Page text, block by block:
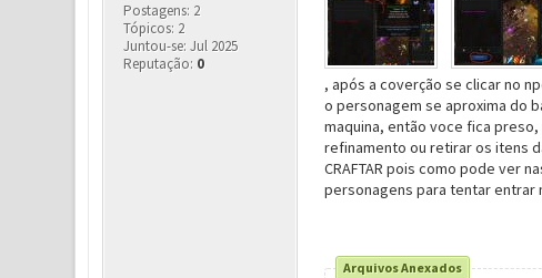
Postagens: 2
Tópicos: 2
Juntou-se: Jul 2025
Reputação: 0
, após a coverção se clicar no
o personagem se aproxima do
maquina, então voce fica
refinamento ou retirar os itens
CRAFTAR pois como pode ver
personagens para tentar entrar
Arquivos Anexados